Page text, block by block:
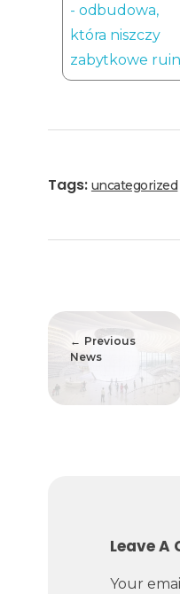
- odbudowa,
która niszczy
zabytkowe
Tags: uncategorized
Previous
News
Leave A
Your